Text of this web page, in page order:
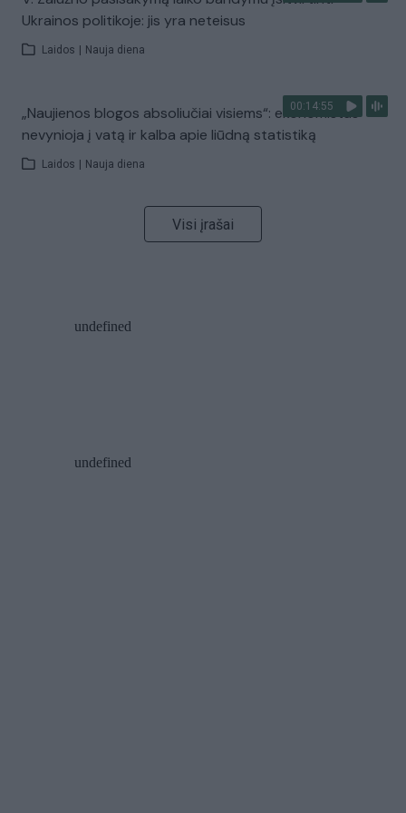
Ukrainos politikoje: jis yra neteisus
Laidos Nauja diena
00:14:55
„Naujienos blogos absoliučiai visiems“: ekonomistas
nevynioja į vatą ir kalba apie liūdną statistiką
Laidos Nauja diena
Visi įrašai